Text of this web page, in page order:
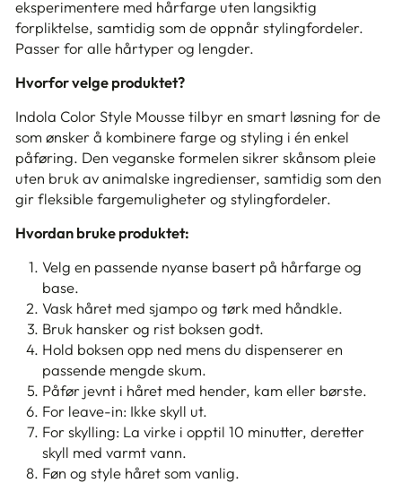
eksperimentere med hårfarge uten langsiktig
forpliktelse, samtidig som de oppnår stylingfordeler.
Passer for alle hårtyper og lengder.
Hvorfor velge produktet?
Indola Color Style Mousse tilbyr en smart løsning for de
som ønsker å kombinere farge og styling i én enkel
påføring. Den veganske formelen sikrer skånsom pleie
uten bruk av animalske ingredienser, samtidig som den
gir fleksible fargemuligheter og stylingfordeler.
Hvordan bruke produktet:
Velg en passende nyanse basert på hårfarge og
base.
Vask håret med sjampo og tørk med håndkle.
Bruk hansker og rist boksen godt.
Hold boksen opp ned mens du dispenserer en
passende mengde skum.
Påfør jevnt i håret med hender, kam eller børste.
For leave-in: Ikke skyll ut.
For skylling: La virke i opptil 10 minutter, deretter
skyll med varmt vann.
Føn og style håret som vanlig.